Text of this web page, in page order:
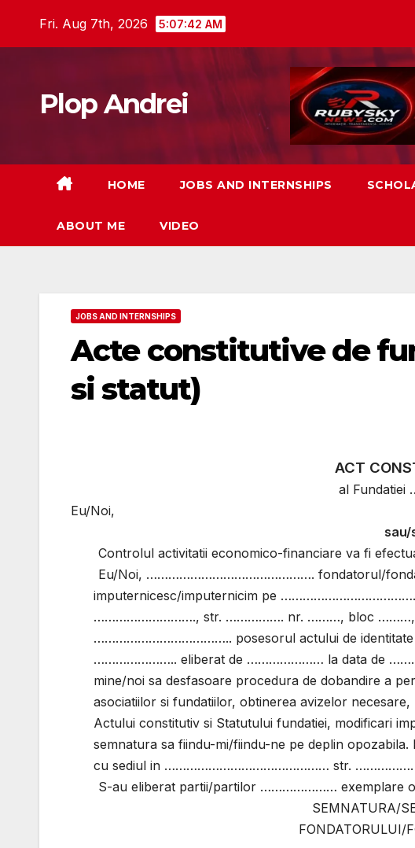
Fri. Aug 7th, 2026 5:07:43 AM
Plop Andrei
HOME JOBS AND INTERNSHIPS
ABOUT ME VIDEO
JOBS AND INTERNSHIPS
Acte constitutive de
si statut)
ACT
al
Eu/Noi,
sau/
Controlul activitatii economico-financiare va fi
Eu/Noi, ………………………………………. fondatorul/
imputernicesc/imputernicim pe
………………………., str. ……………. nr. ………, bloc ………,
……………………………….. posesorul actului de
………………….. eliberat de ………………… la data de
mine/noi sa desfasoare procedura de dobandire a
asociatiilor si fundatiilor, obtinerea avizelor
Actului constitutiv si Statutului fundatiei, modificari
semnatura sa fiindu-mi/fiindu-ne pe deplin
cu sediul in ……………………………………… str.
S-au eliberat partii/partilor ………………… exemplare
SEMNATURA/
FONDATORULUI/